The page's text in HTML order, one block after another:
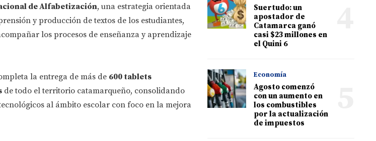
de Alfabetización, una estrategia orientada
y producción de textos de los estudiantes,
los procesos de enseñanza y aprendizaje
la entrega de más de 600 tablets
de todo el territorio catamarqueño, consolidando
al ámbito escolar con foco en la mejora
Suertudo: un
apostador de
Catamarca ganó
casi $23 millones en
el Quini 6
Economía
Agosto comenzó
con un aumento en
los combustibles
por la actualización
de impuestos